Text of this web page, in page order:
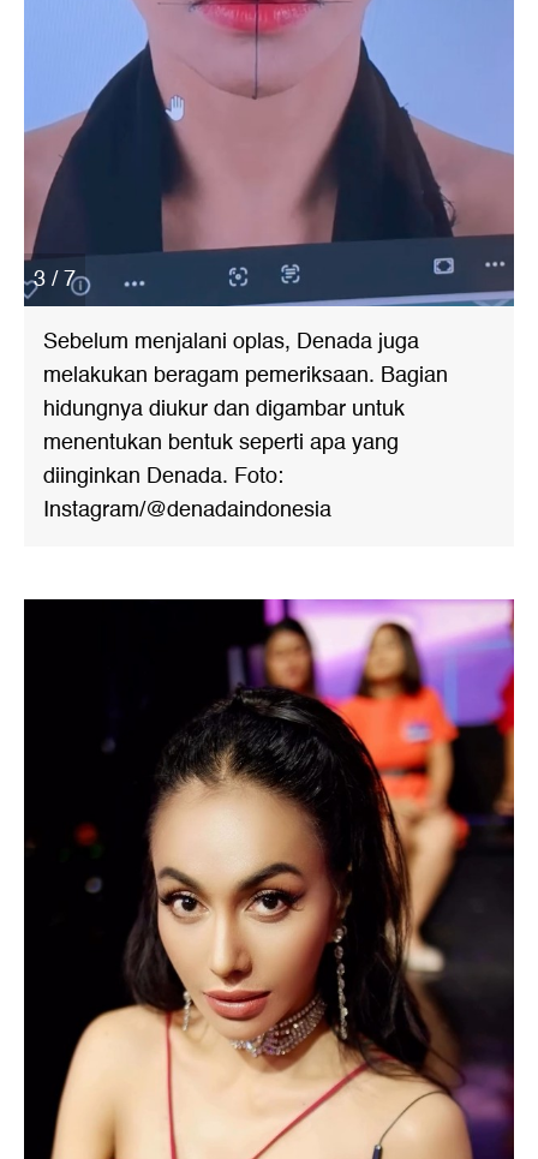
3 / 7
Sebelum menjalani oplas, Denada juga
melakukan beragam pemeriksaan. Bagian
hidungnya diukur dan digambar untuk
menentukan bentuk seperti apa yang
diinginkan Denada. Foto:
Instagram/@denadaindonesia